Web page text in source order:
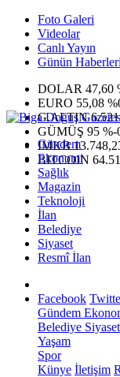
Foto Galeri
Videolar
Canlı Yayın
Günün Haberleri
DOLAR 47,60
EURO 55,08
G.ALTIN
GÜMÜŞ 95 %-
IMKB
BITCOIN
Gündem
Ekonomi
Sağlık
Magazin
Teknoloji
İlan
Belediye
Siyaset
Resmî İlan
Facebook
Gündem
Belediye Siyaset
Yaşam
Spor
Künye İletişim